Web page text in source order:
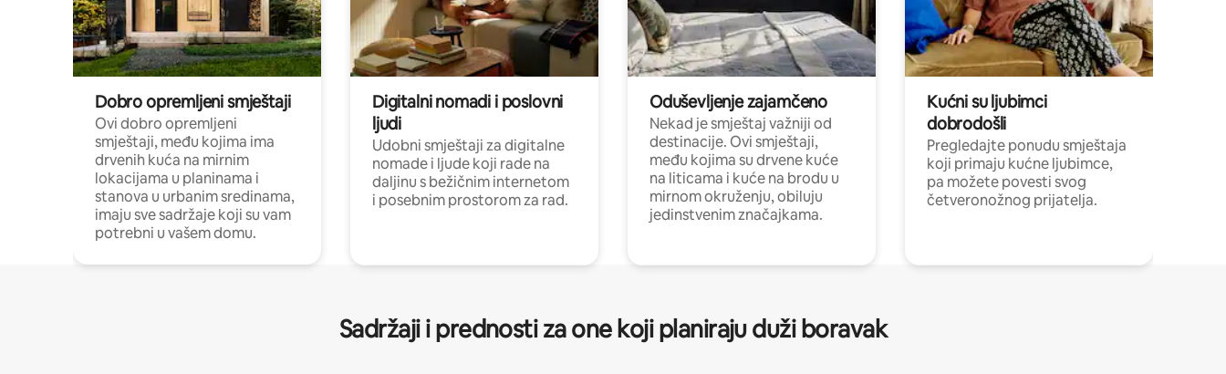
Dobro opremljeni smještaji
Ovi dobro opremljeni
smještaji, među kojima ima
drvenih kuća na mirnim
lokacijama u planinama i
stanova u urbanim sredinama,
imaju sve sadržaje koji su vam
potrebni u vašem domu.
Digitalni nomadi i poslovni
ljudi
Udobni smještaji za digitalne
nomade i ljude koji rade na
daljinu s bežičnim internetom
i posebnim prostorom za rad.
Oduševljenje zajamčeno
Nekad je smještaj važniji od
destinacije. Ovi smještaji,
među kojima su drvene kuće
na liticama i kuće na brodu u
mirnom okruženju, obiluju
jedinstvenim značajkama.
Kućni su ljubimci
dobrodošli
Pregledajte ponudu smještaja
koji primaju kućne ljubimce,
pa možete povesti svog
četveronožnog prijatelja.
Sadržaji i prednosti za one koji planiraju duži boravak